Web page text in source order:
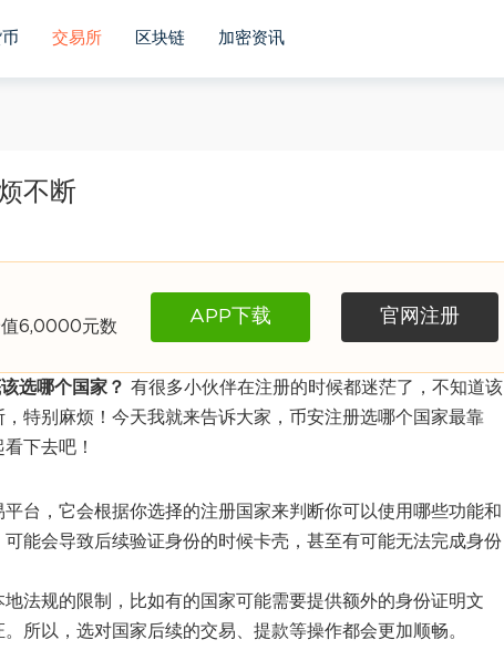
交易所 区块链 加密资讯
不断
值6,0000元数
APP下载 官网注册
选哪个国家？ 有很多小伙伴在注册的时候都迷茫了，不知道该
特别麻烦！今天我就来告诉大家，币安注册选哪个国家最靠
下去吧！
台，它会根据你选择的注册国家来判断你可以使用哪些功能和
能会导致后续验证身份的时候卡壳，甚至有可能无法完成身份
法规的限制，比如有的国家可能需要提供额外的身份证明文
所以，选对国家后续的交易、提款等操作都会更加顺畅。